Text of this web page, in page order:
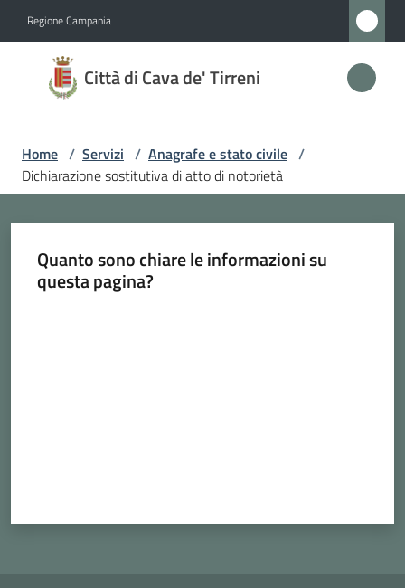
Regione Campania
Città di Cava de' Tirreni
Città
di
de'
Tirreni
Amministrazione
Home / Servizi / Anagrafe e stato civile /
Dichiarazione sostitutiva di atto di notorietà
Quanto sono chiare le informazioni su
questa pagina?